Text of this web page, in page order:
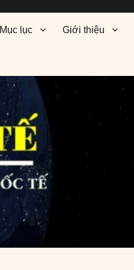
Mục lục Giới thiệu